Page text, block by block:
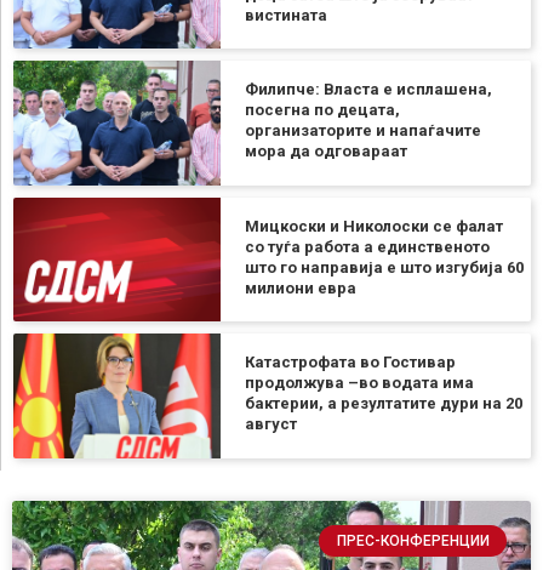
вистината
Филипче: Власта е исплашена,
посегна по децата,
организаторите и напаѓачите
мора да одговараат
Мицкоски и Николоски се фалат
со туѓа работа а единственото
што го направија е што изгубија 60
милиони евра
Катастрофата во Гостивар
продолжува –во водата има
бактерии, а резултатите дури на 20
август
ПРЕС-КОНФЕРЕНЦИИ